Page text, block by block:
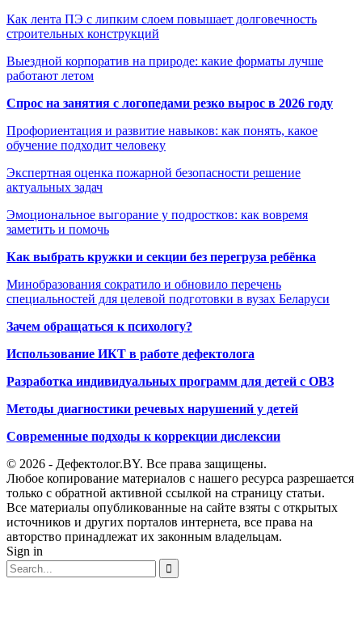
Как лента ПЭ с липким слоем повышает долговечность
строительных конструкций
Выездной корпоратив на природе: какие форматы лучше
работают летом
Спрос на занятия с логопедами резко вырос в 2026 году
Профориентация и развитие навыков: как понять, какое
обучение подходит человеку
Экспертная оценка пожарной безопасности решение
актуальных задач
Эмоциональное выгорание у подростков: как вовремя
заметить и помочь
Как выбрать кружки и секции без перегруза ребёнка
Минобразования сократило и обновило перечень
специальностей для целевой подготовки в вузах Беларуси
Зачем обращаться к психологу?
Использование ИКТ в работе дефектолога
Разработка индивидуальных программ для детей с ОВЗ
Методы диагностики речевых нарушений у детей
Современные подходы к коррекции дислексии
© 2026 - Дефектолог.BY. Все права защищены.
Любое копирование материалов с нашего ресурса разрешается
только с обратной активной ссылкой на страницу статьи.
Все материалы опубликованные на сайте взяты с открытых
источников и других порталов интернета, все права на
авторство принадлежат их законным владельцам.
Sign in